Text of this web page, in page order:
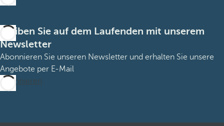
Bleiben Sie auf dem Laufenden mit unserem
Newsletter
Abonnieren Sie unseren Newsletter und erhalten Sie unsere
Angebote per E-Mail
Abonnieren